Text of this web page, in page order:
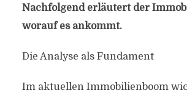
Nachfolgend erläutert der
worauf es ankommt.
Die Analyse als Fundament
Im aktuellen Immobilienboom